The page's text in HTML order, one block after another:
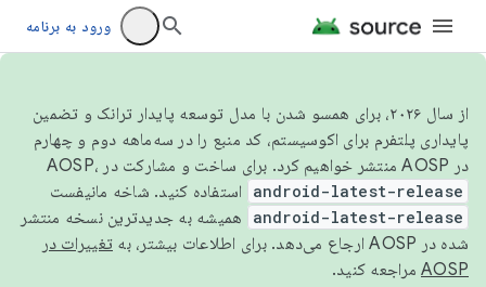
ورود به برنامه
از سال ۲۰۲۶، برای همسو شدن با مدل توسعه پایدار ترانک و تضمین
پایداری پلتفرم برای اکوسیستم، کد منبع را در سه‌ماهه دوم و چهارم
در AOSP منتشر خواهیم کرد. برای ساخت و مشارکت در AOSP،
android-latest-release استفاده کنید. شاخه مانیفست
android-latest-release
همیشه به جدیدترین نسخه منتشر
شده در AOSP ارجاع می‌دهد. برای اطلاعات بیشتر، به
تغییرات در
AOSP مراجعه کنید.